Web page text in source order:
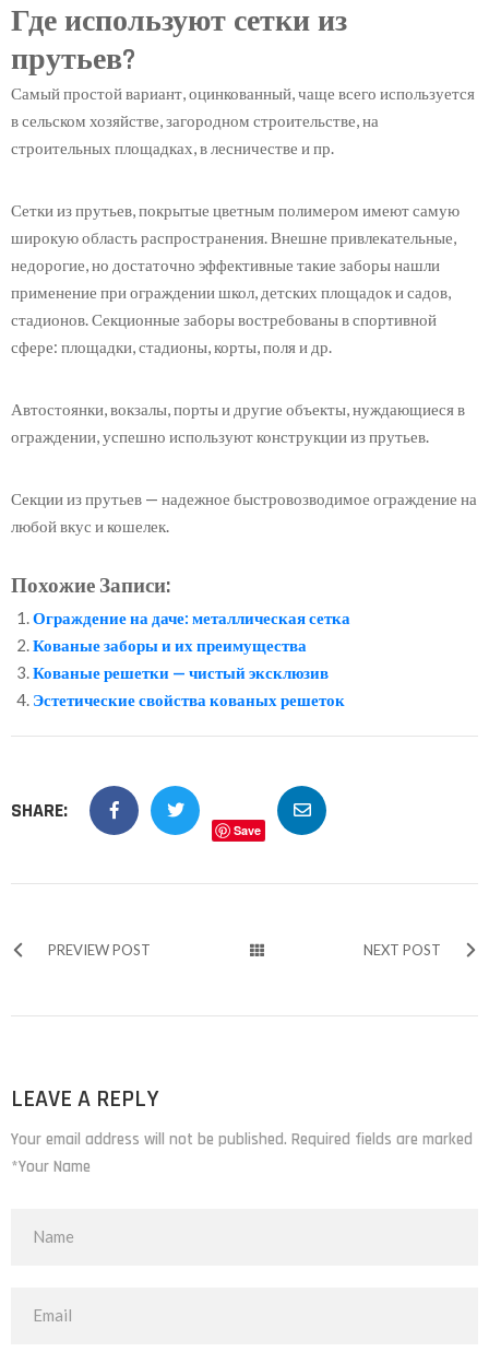
Где используют сетки из
прутьев?
Самый простой вариант, оцинкованный, чаще всего используется
в сельском хозяйстве, загородном строительстве, на
строительных площадках, в лесничестве и пр.
Сетки из прутьев, покрытые цветным полимером имеют самую
широкую область распространения. Внешне привлекательные,
недорогие, но достаточно эффективные такие заборы нашли
применение при ограждении школ, детских площадок и садов,
стадионов. Секционные заборы востребованы в спортивной
сфере: площадки, стадионы, корты, поля и др.
Автостоянки, вокзалы, порты и другие объекты, нуждающиеся в
ограждении, успешно используют конструкции из прутьев.
Секции из прутьев — надежное быстровозводимое ограждение на
любой вкус и кошелек.
Похожие Записи:
Ограждение на даче: металлическая сетка
Кованые заборы и их преимущества
Кованые решетки — чистый эксклюзив
Эстетические свойства кованых решеток
SHARE:
Save
PREVIEW POST NEXT POST
LEAVE A REPLY
Your email address will not be published. Required fields are marked
*Your Name